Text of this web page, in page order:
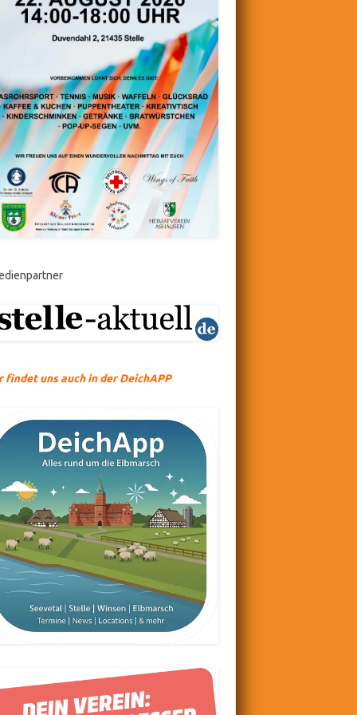
findet uns auch in der DeichAPP